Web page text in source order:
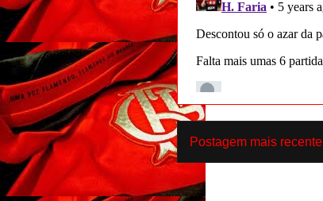
Postagem mais recente